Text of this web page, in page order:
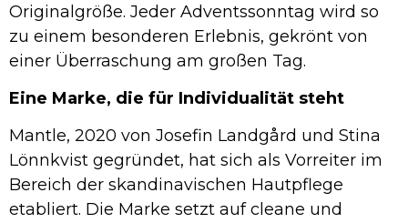
Originalgröße. Jeder Adventssonntag wird so
zu einem besonderen Erlebnis, gekrönt von
einer Überraschung am großen Tag.
Eine Marke, die für Individualität steht
Mantle, 2020 von Josefin Landgård und Stina
Lönnkvist gegründet, hat sich als Vorreiter im
Bereich der skandinavischen Hautpflege
etabliert. Die Marke setzt auf cleane und